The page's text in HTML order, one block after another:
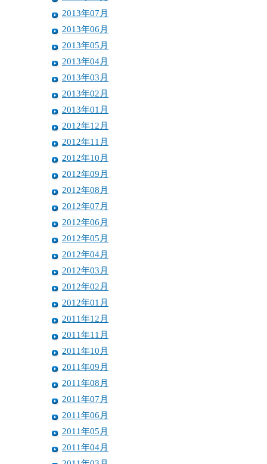
2013年07月
2013年06月
2013年05月
2013年04月
2013年03月
2013年02月
2013年01月
2012年12月
2012年11月
2012年10月
2012年09月
2012年08月
2012年07月
2012年06月
2012年05月
2012年04月
2012年03月
2012年02月
2012年01月
2011年12月
2011年11月
2011年10月
2011年09月
2011年08月
2011年07月
2011年06月
2011年05月
2011年04月